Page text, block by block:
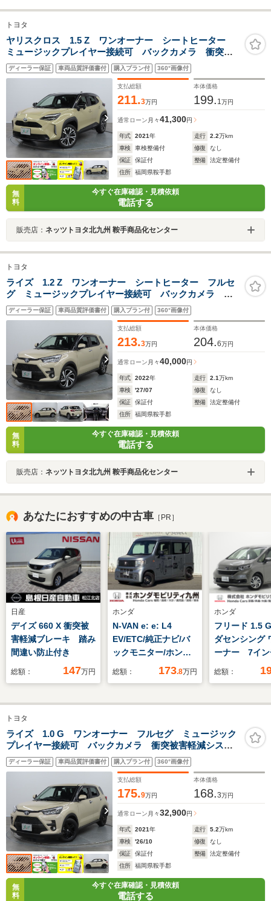
トヨタ
ヤリスクロス 1.5 Z ワンオーナー シートヒーター
ミュージックプレイヤー接続可 バックカメラ 衝突被
害軽減システム ETC ドラレコ LEDヘッドランプ
ディーラー保証 車両品質評価書付 購入プラン付 360°画像付
支払総額
211.3万円
本体価格
199. 1万円
通常ローン 月々41,300円
年式 2021年 走行 2.2万km
車検
車検整備付 修復
なし
保証
保証付 整備
法定整備付
住所
福岡県鞍手郡
無
料
今すぐ在庫確認・見積依頼
電話する
販売店： ネッツトヨタ北九州 鞍手商品化センター
トヨタ
ライズ 1.2 Z ワンオーナー シートヒーター フルセ
グ ミュージックプレイヤー接続可 バックカメラ 衝
突被害軽減システム ETC LEDヘッドランプ アイド
リングストップ
ディーラー保証 車両品質評価書付 購入プラン付 360°画像付
支払総額
213.3万円
本体価格
204.6万円
通常ローン 月々40,000円
年式 2022年 走行 2.1万km
車検
'27/07 修復
なし
保証
保証付 整備
法定整備付
住所
福岡県鞍手郡
無
料
今すぐ在庫確認・見積依頼
電話する
販売店： ネッツトヨタ北九州 鞍手商品化センター
あなたにおすすめの中古車 ［PR］
日産
デイズ 660 X 衝突被
害軽減ブレーキ 踏み
間違い防止付き
総額： 147万円
ホンダ
N-VAN e: e: L4
EV/ETC/純正ナビ/バ
ックモニター/ホンダ
総額： 173.8万円
ホンダ
フリード 1.5
ダセンシング
ーナー 7イン
ビ バックカ
プティブクル
ター
LEDヘッドラ
総額：
トヨタ
ライズ 1.0 G ワンオーナー フルセグ ミュージック
プレイヤー接続可 バックカメラ 衝突被害軽減システ
ム ETC LEDヘッドランプ アイドリングストップ
ディーラー保証 車両品質評価書付 購入プラン付 360°画像付
支払総額
175.9万円
本体価格
168.3万円
通常ローン 月々32,900円
年式 2021年 走行 5.2万km
車検
'26/10 修復
なし
保証
保証付 整備
法定整備付
住所
福岡県鞍手郡
無
料
今すぐ在庫確認・見積依頼
電話する